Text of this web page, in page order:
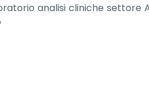
analisi cliniche settore